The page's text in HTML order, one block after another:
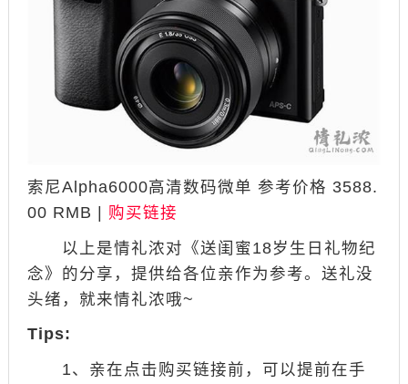
索尼Alpha6000高清数码微单 参考价格 3588.
00 RMB | 购买链接
以上是情礼浓对《送闺蜜18岁生日礼物纪
念》的分享，提供给各位亲作为参考。送礼没
头绪，就来情礼浓哦~
Tips:
1、亲在点击购买链接前，可以提前在手